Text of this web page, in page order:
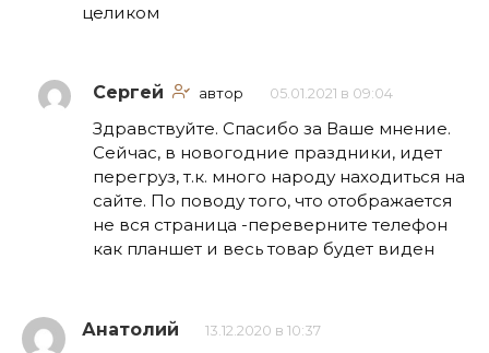
целиком
Сергей автор 05.01.2021 в 09:04
Здравствуйте. Спасибо за Ваше мнение.
Сейчас, в новогодние праздники, идет
перегруз, т.к. много народу находиться на
сайте. По поводу того, что отображается
не вся страница -переверните телефон
как планшет и весь товар будет виден
Анатолий 13.12.2020 в 10:37